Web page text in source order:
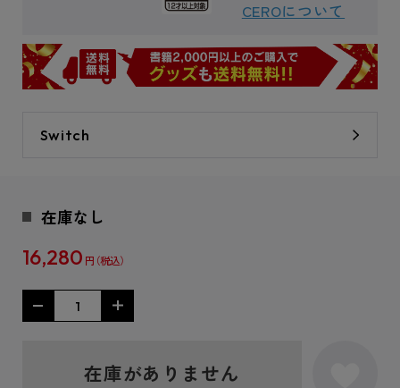
CEROについて
Switch
在庫なし
16,280 円
在庫がありません